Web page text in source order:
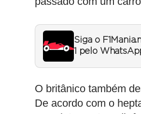
Siga o
1 pelo
O britânico também
De acordo com o